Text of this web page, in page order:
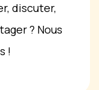
discuter,
? Nous
!